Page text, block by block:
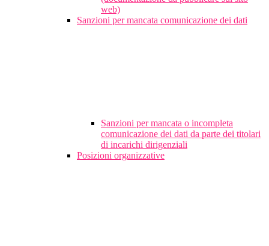
web)
Sanzioni per mancata comunicazione dei dati
Sanzioni per mancata o incompleta
comunicazione dei dati da parte dei titolari
di incarichi dirigenziali
Posizioni organizzative